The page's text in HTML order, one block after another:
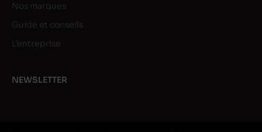
Nos marques
Guide et conseils
L’entreprise
NEWSLETTER